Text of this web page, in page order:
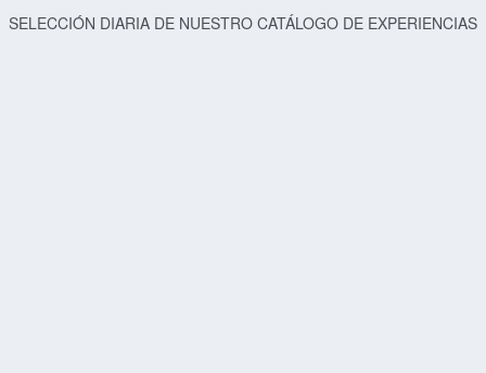
SELECCIÓN DIARIA DE NUESTRO CATÁLOGO DE EXPERIENCIAS